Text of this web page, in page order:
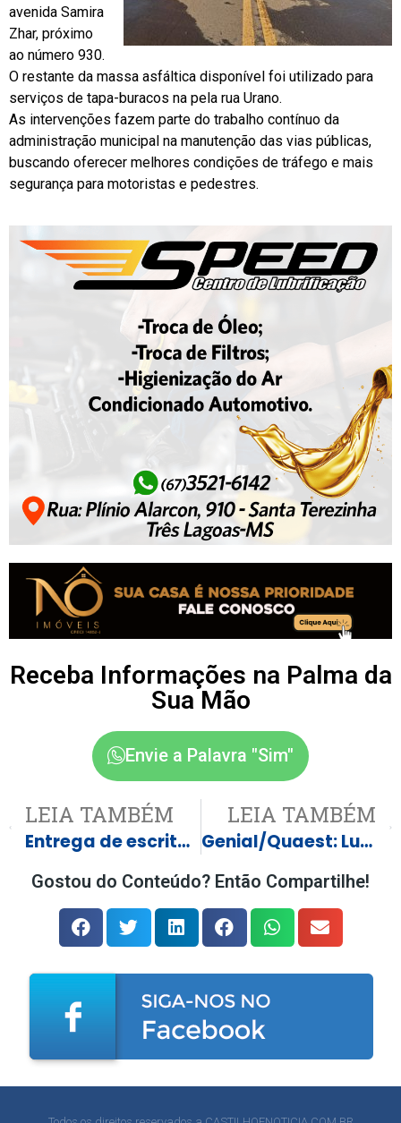
avenida Samira
Zhar, próximo
ao número 930.
O restante da massa asfáltica disponível foi utilizado para
serviços de tapa-buracos na pela rua Urano.
As intervenções fazem parte do trabalho contínuo da
administração municipal na manutenção das vias públicas,
buscando oferecer melhores condições de tráfego e mais
segurança para motoristas e pedestres.
Receba Informações na Palma da
Sua Mão
Envie a Palavra "Sim"
LEIA TAMBÉM
Entrega de escrituras no condomínio Caribe, em Castilho, garante segurança jurídica a moradores
LEIA TAMBÉM
Genial/Quaest: Lula tem maior aprovação no Nordeste e rejeição recorde no Sul
Gostou do Conteúdo? Então Compartilhe!